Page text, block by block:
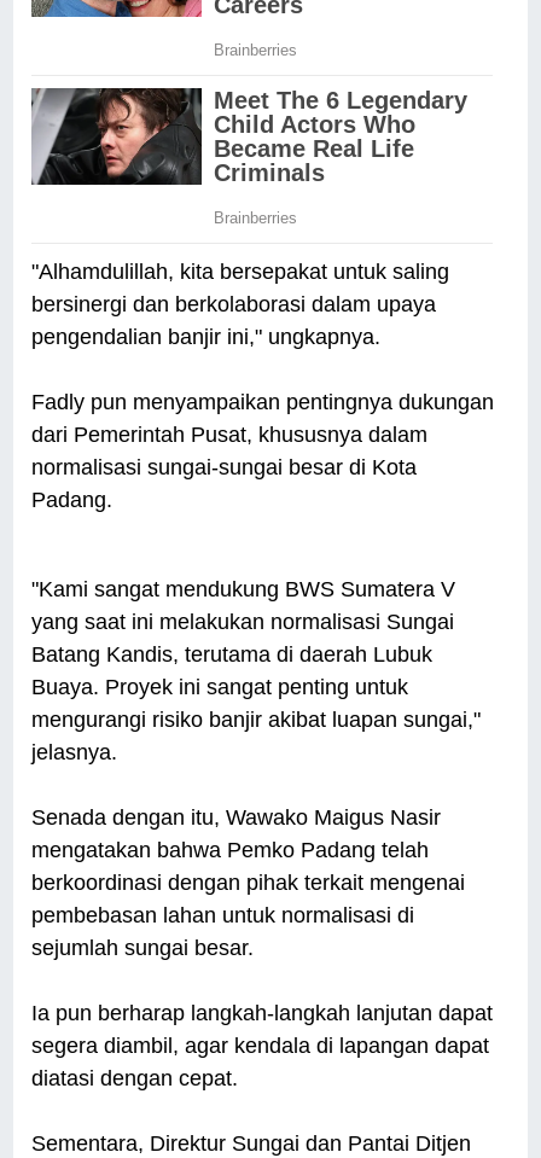
"Alhamdulillah, kita bersepakat untuk saling
bersinergi dan berkolaborasi dalam upaya
pengendalian banjir ini," ungkapnya.
Fadly pun menyampaikan pentingnya dukungan
dari Pemerintah Pusat, khususnya dalam
normalisasi sungai-sungai besar di Kota
Padang.
"Kami sangat mendukung BWS Sumatera V
yang saat ini melakukan normalisasi Sungai
Batang Kandis, terutama di daerah Lubuk
Buaya. Proyek ini sangat penting untuk
mengurangi risiko banjir akibat luapan sungai,"
jelasnya.
Senada dengan itu, Wawako Maigus Nasir
mengatakan bahwa Pemko Padang telah
berkoordinasi dengan pihak terkait mengenai
pembebasan lahan untuk normalisasi di
sejumlah sungai besar.
Ia pun berharap langkah-langkah lanjutan dapat
segera diambil, agar kendala di lapangan dapat
diatasi dengan cepat.
Sementara, Direktur Sungai dan Pantai Ditjen